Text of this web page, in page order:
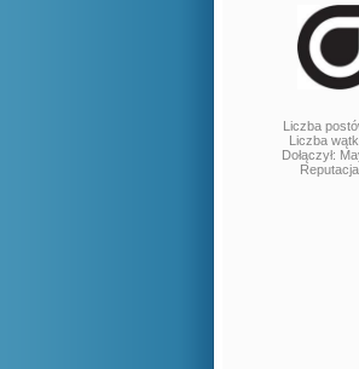
Liczba
Liczba
Dołączył: